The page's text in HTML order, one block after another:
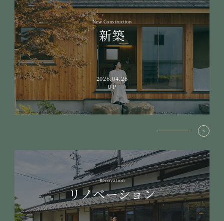
New Construction
新築
2026.04.26
UP
Renovation
リノベーション